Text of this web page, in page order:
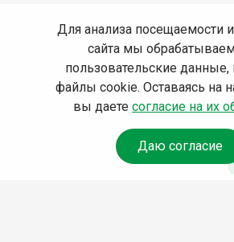
Для анализа посещаемости
сайта мы
пользовательские данные,
файлы cookie. Оставаясь на
вы даете согласие на их
Даю согласие